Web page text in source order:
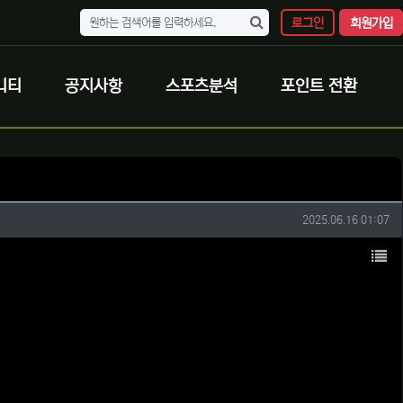
로그인 회원가입
티 공지사항 스포츠분석 포인트 전환
작성일
2025.06.16 01:07
목